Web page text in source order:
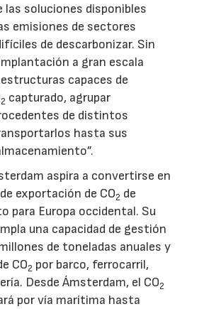
las soluciones disponibles
emisiones de sectores
de descarbonizar. Sin
a gran escala
capaces de
2 capturado, agrupar
de distintos
hasta sus
aspira a convertirse en
exportación de CO2 de
para Europa occidental. Su
una capacidad de gestión
de toneladas anuales y
CO2 por barco, ferrocarril,
Desde Ámsterdam, el CO2
por vía marítima hasta